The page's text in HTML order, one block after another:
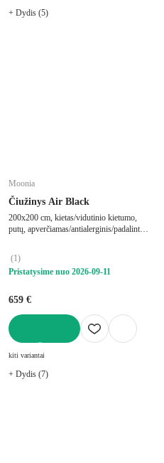
+ Dydis (5)
Moonia
Čiužinys Air Black
200x200 cm, kietas/vidutinio kietumo,
putų, apverčiamas/antialerginis/padalintas
galia 250 kg
(1)
Pristatysime nuo 2026‑09‑11
659 €
kiti variantai
+ Dydis (7)